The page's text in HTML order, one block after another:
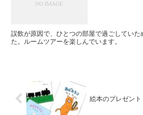
誤飲が原因で、ひとつの部屋で過ごしていた
た。ルームツアーを楽しんでいます。
絵本のプレゼント